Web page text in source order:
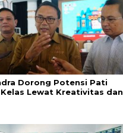
Dorong Potensi Pati
Kelas Lewat Kreativitas dan